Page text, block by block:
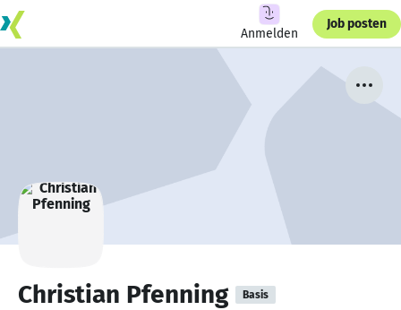
Anmelden
Job posten
Christian Pfenning Basis